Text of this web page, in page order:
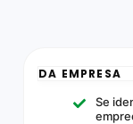
DA EMPRESA
Se